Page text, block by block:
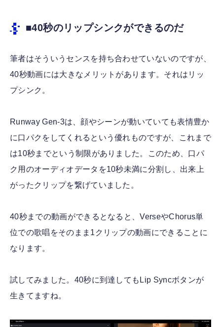
■40秒のリップシンクができるのだ
筆者はそういうセンスを持ち合わせていないのですが、
40秒動画には大きなメリットがあります。それはリッ
プシンク。
Runway Gen-3は、顔やシーンが動いていても表情豊か
に口パクをしてくれるという優れものですが、これまで
は10秒までという制限がありました。このため、口パ
ク用のオーディオデータを10秒未満に分割し、出来上
がったクリップを繋げていました。
40秒までの動画ができるとなると、VerseやChorus単
位での歌唱をそのまま1クリップの動画にできることに
なります。
試してみました。40秒に到達してもLip Syncボタンが
生きてますね。